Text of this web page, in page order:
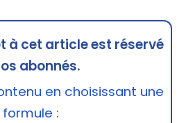
à cet article est réservé
abonnés.
en choisissant une
formule :